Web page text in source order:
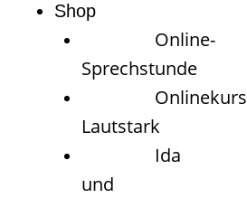
Shop
Online-
Sprechstunde
Onlinekurs
Lautstark
Ida
und